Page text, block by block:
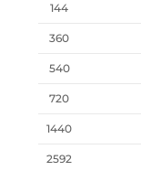
144
360
540
720
1440
2592